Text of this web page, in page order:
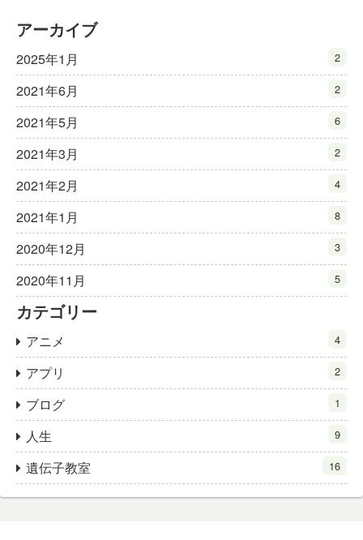
アーカイブ
2025年1月 2
2021年6月 2
2021年5月 6
2021年3月 2
2021年2月 4
2021年1月 8
2020年12月 3
2020年11月 5
カテゴリー
アニメ 4
アプリ 2
ブログ 1
人生 9
遺伝子教室 16